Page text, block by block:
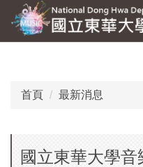
到
主
首頁 最新消息
國立東華大學